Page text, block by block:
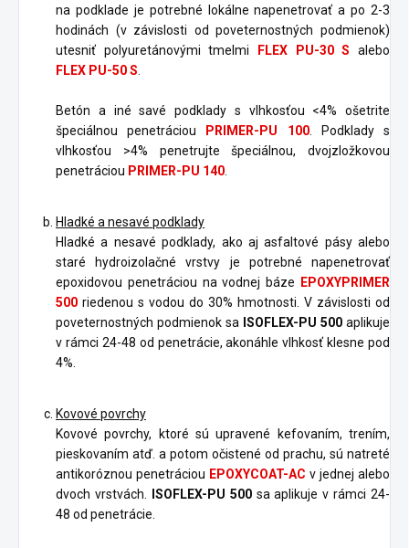
na podklade je potrebné lokálne napenetrovať a po 2-3
hodinách (v závislosti od poveternostných podmienok)
utesniť polyuretánovými tmelmi
FLEX PU-30 S alebo
FLEX PU-50 S
Betón a iné savé podklady s vlhkosťou <4% ošetrite
špeciálnou penetráciou
PRIMER-PU 100. Podklady s
vlhkosťou >4% penetrujte špeciálnou, dvojzložkovou
penetráciou PRIMER-PU 140
Hladké a nesavé podklady
Hladké a nesavé podklady, ako aj asfaltové pásy alebo
staré hydroizolačné vrstvy je potrebné napenetrovať
epoxidovou penetráciou na vodnej báze
EPOXYPRIMER
500 riedenou s vodou do 30% hmotnosti. V závislosti od
poveternostných podmienok sa ISOFLEX-PU 500 aplikuje
v rámci 24-48 od penetrácie, akonáhle vlhkosť klesne pod
4%.
Kovové povrchy
Kovové povrchy, ktoré sú upravené kefovaním, trením,
pieskovaním atď. a potom očistené od prachu, sú natreté
antikoróznou penetráciou EPOXYCOAT-AC v jednej alebo
dvoch vrstvách.
ISOFLEX-PU 500 sa aplikuje v rámci 24-
48 od penetrácie.